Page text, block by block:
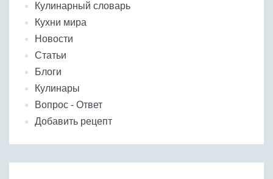
Кулинарный словарь
Кухни мира
Новости
Статьи
Блоги
Кулинары
Вопрос - Ответ
Добавить рецепт